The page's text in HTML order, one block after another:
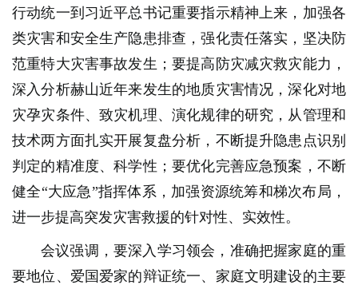
行动统一到习近平总书记重要指示精神上来，加强各
类灾害和安全生产隐患排查，强化责任落实，坚决防
范重特大灾害事故发生；要提高防灾减灾救灾能力，
深入分析赫山近年来发生的地质灾害情况，深化对地
灾孕灾条件、致灾机理、演化规律的研究，从管理和
技术两方面扎实开展复盘分析，不断提升隐患点识别
判定的精准度、科学性；要优化完善应急预案，不断
健全“大应急”指挥体系，加强资源统筹和梯次布局，
进一步提高突发灾害救援的针对性、实效性。
会议强调，要深入学习领会，准确把握家庭的重
要地位、爱国爱家的辩证统一、家庭文明建设的主要